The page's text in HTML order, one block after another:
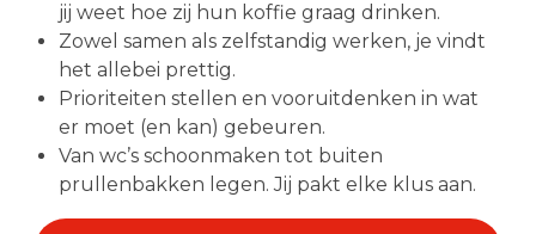
jij weet hoe zij hun koffie graag drinken.
Zowel samen als zelfstandig werken, je vindt
het allebei prettig.
Prioriteiten stellen en vooruitdenken in wat
er moet (en kan) gebeuren.
Van wc’s schoonmaken tot buiten
prullenbakken legen. Jij pakt elke klus aan.